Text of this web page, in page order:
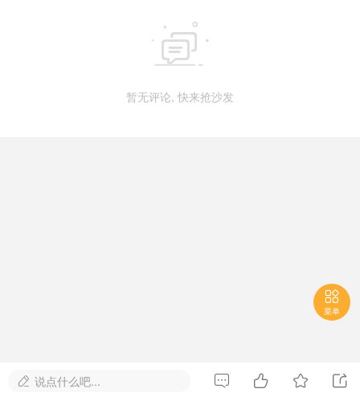

暂无评论, 快来抢沙发

菜单
 说点什么吧...    